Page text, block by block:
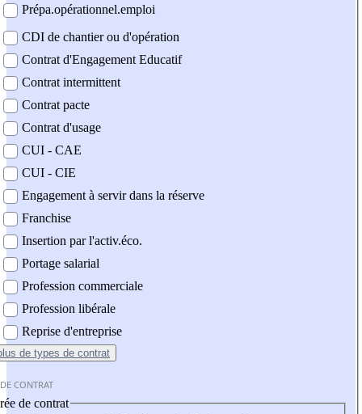
Prépa.opérationnel.emploi
CDI de chantier ou d'opération
Contrat d'Engagement Educatif
Contrat intermittent
Contrat pacte
Contrat d'usage
CUI - CAE
CUI - CIE
Engagement à servir dans la réserve
Franchise
Insertion par l'activ.éco.
Portage salarial
Profession commerciale
Profession libérale
Reprise d'entreprise
de types de contrat
CONTRAT
de contrat